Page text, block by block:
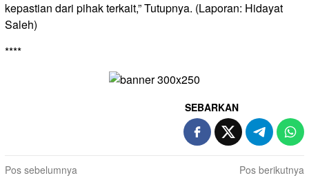
kepastian dari pihak terkait,” Tutupnya. (Laporan: Hidayat
Saleh)
****
SEBARKAN
Navigasi
Pos sebelumnya
Pos berikutnya